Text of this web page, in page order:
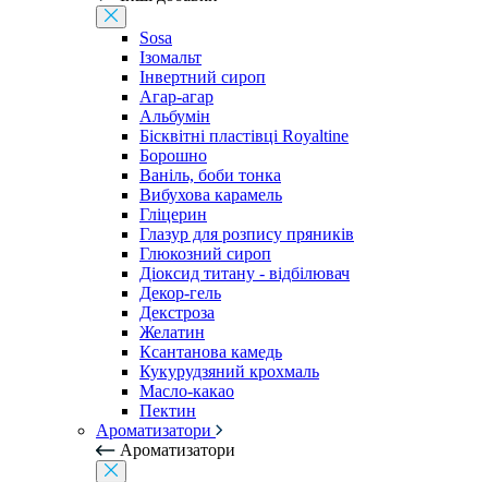
Sosa
Ізомальт
Інвертний сироп
Агар-агар
Альбумін
Бісквітні пластівці Royaltine
Борошно
Ваніль, боби тонка
Вибухова карамель
Гліцерин
Глазур для розпису пряників
Глюкозний сироп
Діоксид титану - відбілювач
Декор-гель
Декстроза
Желатин
Ксантанова камедь
Кукурудзяний крохмаль
Масло-какао
Пектин
Ароматизатори
Ароматизатори